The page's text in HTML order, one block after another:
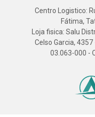
Centro Logistico:
Fátima,
Loja fisica: Salu
Celso Garcia,
03.063-000 -